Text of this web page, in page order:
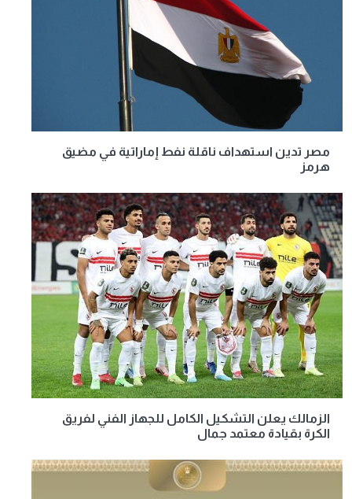
مصر تدين استهداف ناقلة نفط إماراتية في مضيق
هرمز
الزمالك يعلن التشكيل الكامل للجهاز الفني لفريق
الكرة بقيادة معتمد جمال